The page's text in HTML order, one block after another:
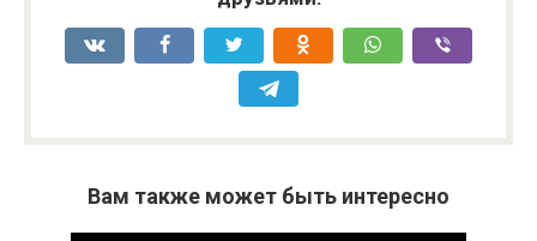
Вам также может быть интересно